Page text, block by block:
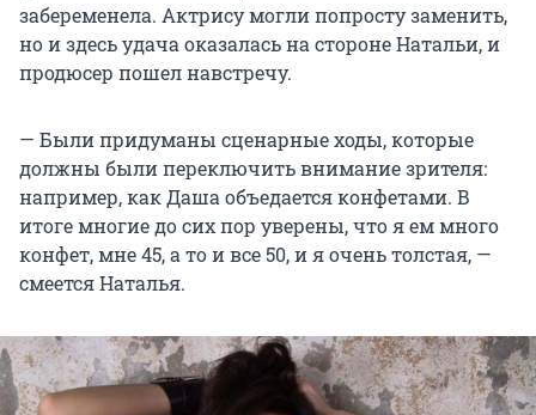
забеременела. Актрису могли попросту заменить,
но и здесь удача оказалась на стороне Натальи, и
продюсер пошел навстречу.
— Были придуманы сценарные ходы, которые
должны были переключить внимание зрителя:
например, как Даша объедается конфетами. В
итоге многие до сих пор уверены, что я ем много
конфет, мне 45, а то и все 50, и я очень толстая, —
смеется Наталья.